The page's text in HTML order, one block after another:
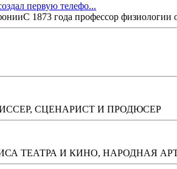
первую телефо...
1873 года профессор физиологии
СЦЕНАРИСТ И ПРОДЮСЕР
ТЕАТРА И КИНО, НАРОДНАЯ